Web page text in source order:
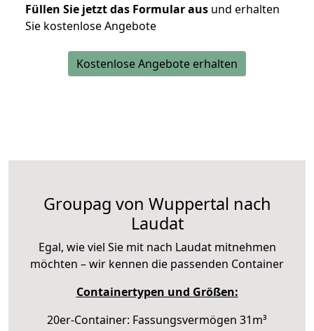
Füllen Sie jetzt das Formular aus und erhalten
Sie kostenlose Angebote
Kostenlose Angebote erhalten
Groupag von Wuppertal nach
Laudat
Egal, wie viel Sie mit nach Laudat mitnehmen
möchten – wir kennen die passenden Container
Containertypen und Größen:
20er-Container: Fassungsvermögen 31m³